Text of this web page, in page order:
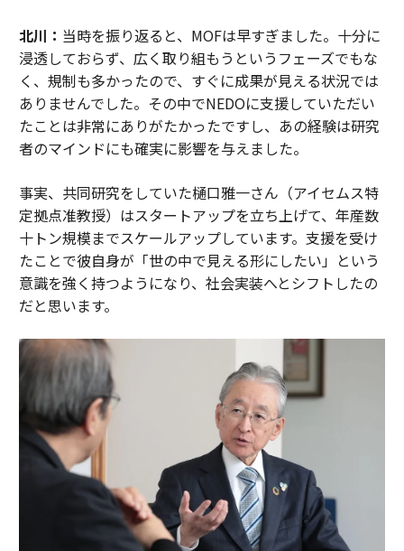
北川： 当時を振り返ると、MOFは早すぎました。十分に
浸透しておらず、広く取り組もうというフェーズでもな
く、規制も多かったので、すぐに成果が見える状況では
ありませんでした。その中でNEDOに支援していただい
たことは非常にありがたかったですし、あの経験は研究
者のマインドにも確実に影響を与えました。
事実、共同研究をしていた樋口雅一さん（アイセムス特
定拠点准教授）はスタートアップを立ち上げて、年産数
十トン規模までスケールアップしています。支援を受け
たことで彼自身が「世の中で見える形にしたい」という
意識を強く持つようになり、社会実装へとシフトしたの
だと思います。